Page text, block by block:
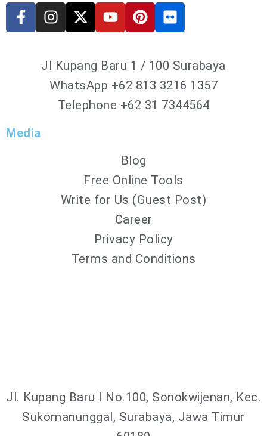
Jl Kupang Baru 1 / 100 Surabaya
WhatsApp +62 813 3216 1357
Telephone +62 31 7344564
Media
Blog
Free Online Tools
Write for Us (Guest Post)
Career
Privacy Policy
Terms and Conditions
Jl. Kupang Baru I No.100, Sonokwijenan, Kec.
Sukomanunggal, Surabaya, Jawa Timur